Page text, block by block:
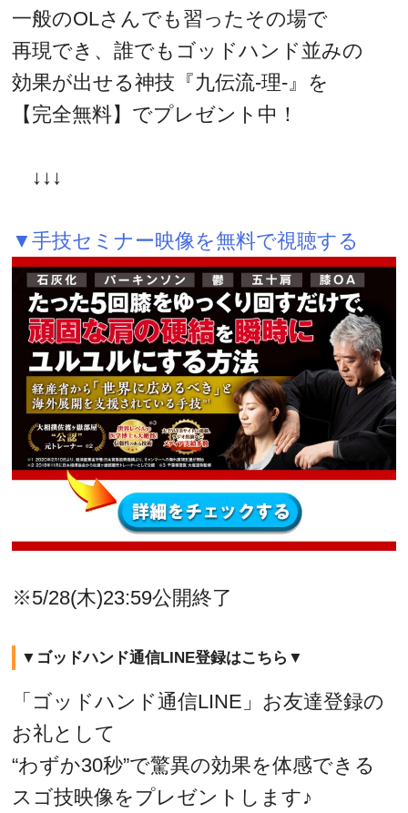
一般のOLさんでも習ったその場で
再現でき、誰でもゴッドハンド並みの
効果が出せる神技『九伝流-理-』を
【完全無料】でプレゼント中！
↓↓↓
▼手技セミナー映像を無料で視聴する
※5/28(木)23:59公開終了
▼ゴッドハンド通信LINE登録はこちら▼
「ゴッドハンド通信LINE」お友達登録の
お礼として
“わずか30秒”で驚異の効果を体感できる
スゴ技映像をプレゼントします♪